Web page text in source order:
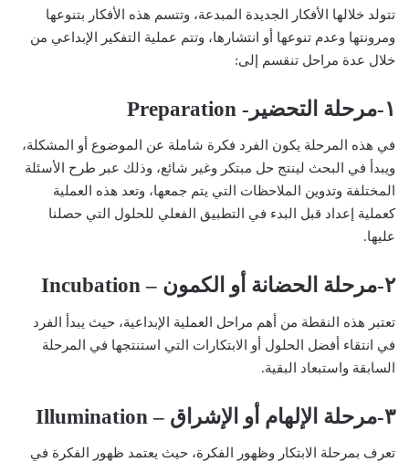
تتولد خلالها الأفكار الجديدة المبدعة، وتتسم هذه الأفكار بتنوعها
ومرونتها وعدم تنوعها أو انتشارها، وتتم عملية التفكير الإبداعي من
خلال عدة مراحل تنقسم إلى:
١-مرحلة التحضير- Preparation
في هذه المرحلة يكون الفرد فكرة شاملة عن الموضوع أو المشكلة،
ويبدأ في البحث لينتج حل مبتكر وغير شائع، وذلك عبر طرح الأسئلة
المختلفة وتدوين الملاحظات التي يتم جمعها، وتعد هذه العملية
كعملية إعداد قبل البدء في التطبيق الفعلي للحلول التي حصلنا
عليها.
٢-مرحلة الحضانة أو الكمون – Incubation
تعتبر هذه النقطة من أهم مراحل العملية الإبداعية، حيث يبدأ الفرد
في انتقاء أفضل الحلول أو الابتكارات التي استنتجها في المرحلة
السابقة واستبعاد البقية.
٣-مرحلة الإلهام أو الإشراق – Illumination
تعرف بمرحلة الابتكار وظهور الفكرة، حيث يعتمد ظهور الفكرة في